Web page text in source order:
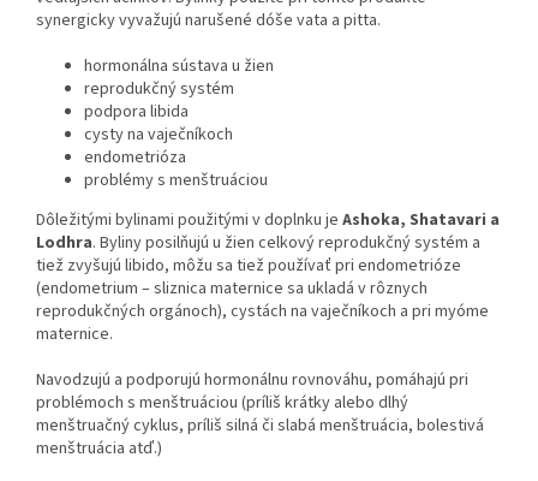
synergicky vyvažujú narušené dóše vata a pitta.
hormonálna sústava u žien
reprodukčný systém
podpora libida
cysty na vaječníkoch
endometrióza
problémy s menštruáciou
Dôležitými bylinami použitými v doplnku je Ashoka, Shatavari a
Lodhra. Byliny posilňujú u žien celkový reprodukčný systém a
tiež zvyšujú libido, môžu sa tiež používať pri endometrióze
(endometrium – sliznica maternice sa ukladá v rôznych
reprodukčných orgánoch), cystách na vaječníkoch a pri myóme
maternice.
Navodzujú a podporujú hormonálnu rovnováhu, pomáhajú pri
problémoch s menštruáciou (príliš krátky alebo dlhý
menštruačný cyklus, príliš silná či slabá menštruácia, bolestivá
menštruácia atď.)